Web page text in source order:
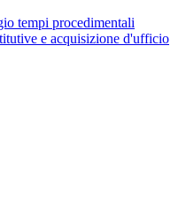
tempi procedimentali
e acquisizione d'ufficio